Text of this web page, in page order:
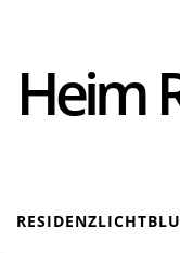
Heim
RESIDENZLICHT